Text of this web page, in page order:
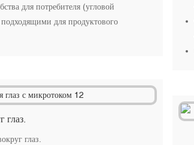
для потребителя (угловой
для продуктового
глаз.
глаз.